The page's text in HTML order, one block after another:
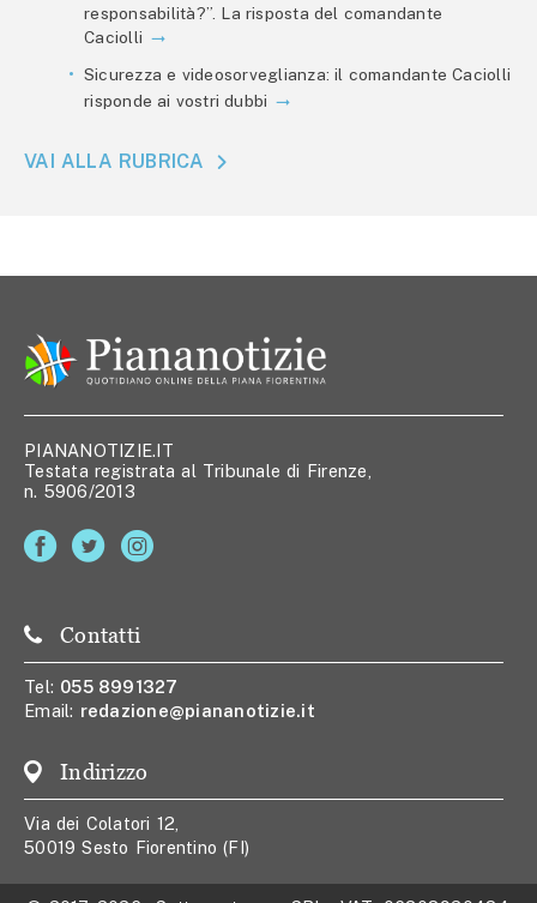
responsabilità?”. La risposta del comandante
Caciolli
Sicurezza e videosorveglianza: il comandante Caciolli
risponde ai vostri dubbi
VAI ALLA RUBRICA
PIANANOTIZIE.IT
Testata registrata al Tribunale di Firenze,
n. 5906/2013
Contatti
Tel: 055 8991327
Email: redazione@piananotizie.it
Indirizzo
Via dei Colatori 12,
50019 Sesto Fiorentino (FI)